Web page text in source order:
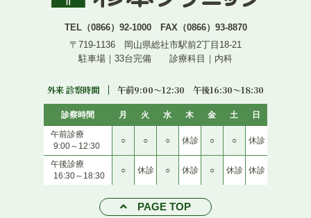
TEL（0866）92-1000 FAX（0866）93-8870
〒719-1136 岡山県総社市駅前2丁目18-21
駐車場｜33台完備 診療科目｜内科
外来 診察時間 午前9:00〜12:30 午後16:30〜18:30
診察時間 月 火 水 木 金 土
日
午前診療
9:00～12:30
○ ○ ○ 休診 ○ ○ 休診
午後診療
16:30～18:30
○ 休診 ○ 休診 ○ 休診 休診
PAGE TOP